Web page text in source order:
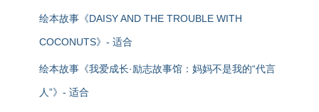
绘本故事《DAISY AND THE TROUBLE WITH
COCONUTS》- 适合
绘本故事《我爱成长·励志故事馆：妈妈不是我的“代言
人”》- 适合